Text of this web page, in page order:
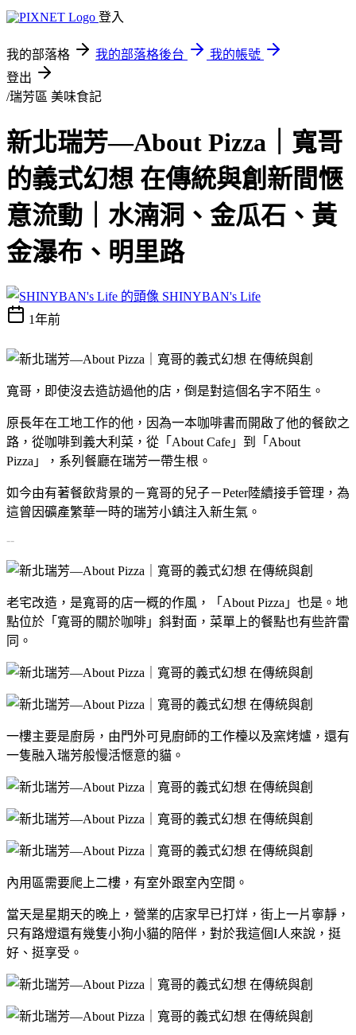
登入
我的部落格 我的部落格後台
我的帳號
登出
/瑞芳區 美味食記
新北瑞芳—About Pizza｜寬哥
的義式幻想 在傳統與創新間愜
意流動｜水湳洞、金瓜石、黃
金瀑布、明里路
SHINYBAN's Life
1年前
寬哥，即使沒去造訪過他的店，倒是對這個名字不陌生。
原長年在工地工作的他，因為一本咖啡書而開啟了他的餐飲之
路，從咖啡到義大利菜，從「About Cafe」到「About
Pizza」，系列餐廳在瑞芳一帶生根。
如今由有著餐飲背景的－寬哥的兒子－Peter陸續接手管理，為
這曾因礦產繁華一時的瑞芳小鎮注入新生氣。
--
老宅改造，是寬哥的店一概的作風，「About Pizza」也是。地
點位於「寬哥的關於咖啡」斜對面，菜單上的餐點也有些許雷
同。
一樓主要是廚房，由門外可見廚師的工作檯以及窯烤爐，還有
一隻融入瑞芳般慢活愜意的貓。
內用區需要爬上二樓，有室外跟室內空間。
當天是星期天的晚上，營業的店家早已打烊，街上一片寧靜，
只有路燈還有幾隻小狗小貓的陪伴，對於我這個I人來說，挺
好、挺享受。